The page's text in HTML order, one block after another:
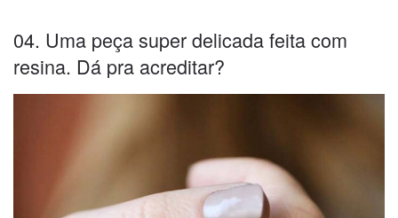
04. Uma peça super delicada feita com
resina. Dá pra acreditar?